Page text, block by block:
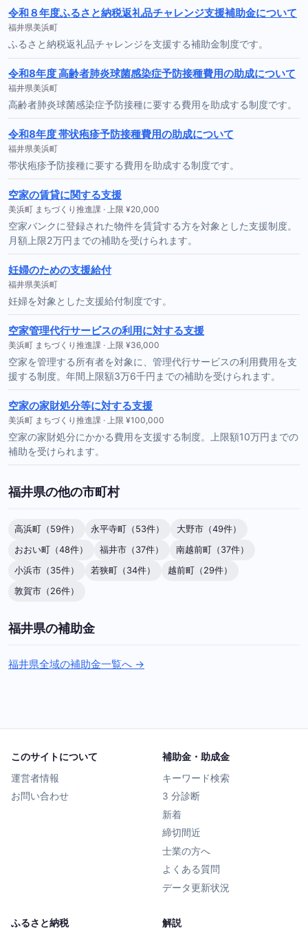
令和８年度ふるさと納税返礼品チャレンジ支援補助金について
福井県美浜町
ふるさと納税返礼品チャレンジを支援する補助金制度です。
令和8年度 高齢者肺炎球菌感染症予防接種費用の助成について
福井県美浜町
高齢者肺炎球菌感染症予防接種に要する費用を助成する制度です。
令和8年度 帯状疱疹予防接種費用の助成について
福井県美浜町
帯状疱疹予防接種に要する費用を助成する制度です。
空家の賃貸に関する支援
美浜町 まちづくり推進課 · 上限 ¥20,000
空家バンクに登録された物件を賃貸する方を対象とした支援制度。
月額上限2万円までの補助を受けられます。
妊婦のための支援給付
福井県美浜町
妊婦を対象とした支援給付制度です。
空家管理代行サービスの利用に対する支援
美浜町 まちづくり推進課 · 上限 ¥36,000
空家を管理する所有者を対象に、管理代行サービスの利用費用を支
援する制度。年間上限額3万6千円までの補助を受けられます。
空家の家財処分等に対する支援
美浜町 まちづくり推進課 · 上限 ¥100,000
空家の家財処分にかかる費用を支援する制度。上限額10万円までの
補助を受けられます。
福井県の他の市町村
高浜町（59件） 永平寺町（53件）
大野市（49件）
おおい町（48件）
福井市（37件）
南越前町（37件）
小浜市（35件）
若狭町（34件）
越前町（29件）
敦賀市（26件）
福井県の補助金
福井県全域の補助金一覧へ →
このサイトについて
運営者情報
お問い合わせ
補助金・助成金
キーワード検索
3 分診断
新着
締切間近
士業の方へ
よくある質問
データ更新状況
ふるさと納税 解説